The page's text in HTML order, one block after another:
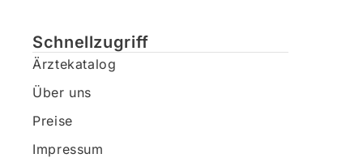
Schnellzugriff
Ärztekatalog
Über uns
Preise
Impressum